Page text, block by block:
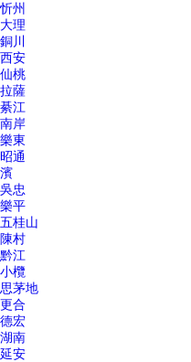
忻州
大理
銅川
西安
仙桃
拉薩
綦江
南岸
樂東
昭通
濱
吳忠
樂平
五桂山
陳村
黔江
小欖
思茅地
更合
德宏
湖南
延安